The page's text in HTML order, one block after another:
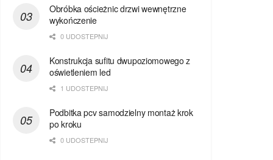
Obróbka ościeżnic drzwi wewnętrzne
wykończenie
0 UDOSTEPNIJ
Konstrukcja sufitu dwupoziomowego z
oświetleniem led
1 UDOSTEPNIJ
Podbitka pcv samodzielny montaż krok
po kroku
0 UDOSTEPNIJ